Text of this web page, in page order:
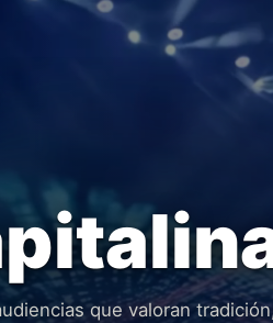
que valoran